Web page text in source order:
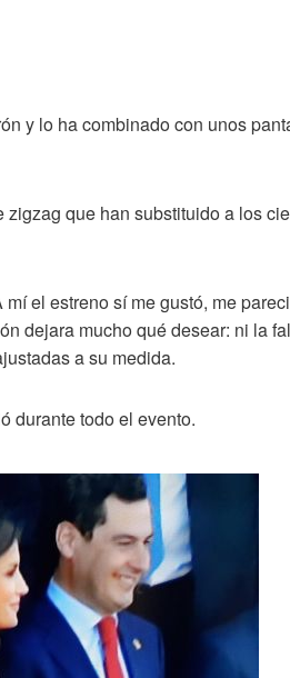
y lo ha combinado con unos
que han substituido a los
el estreno sí me gustó, me
dejara mucho qué desear: ni la
a su medida.
durante todo el evento.